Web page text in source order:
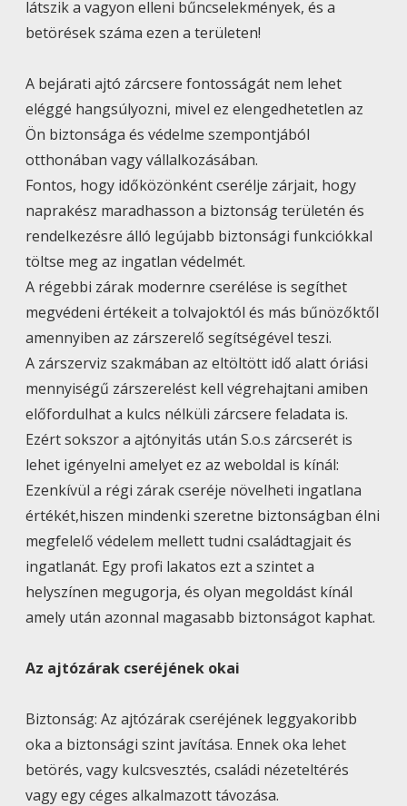
látszik a vagyon elleni bűncselekmények, és a
betörések száma ezen a területen!
A bejárati ajtó zárcsere fontosságát nem lehet
eléggé hangsúlyozni, mivel ez elengedhetetlen az
Ön biztonsága és védelme szempontjából
otthonában vagy vállalkozásában.
Fontos, hogy időközönként cserélje zárjait, hogy
naprakész maradhasson a biztonság területén és
rendelkezésre álló legújabb biztonsági funkciókkal
töltse meg az ingatlan védelmét.
A régebbi zárak modernre cserélése is segíthet
megvédeni értékeit a tolvajoktól és más bűnözőktől
amennyiben az zárszerelő segítségével teszi.
A zárszerviz szakmában az eltöltött idő alatt óriási
mennyiségű zárszerelést kell végrehajtani amiben
előfordulhat a kulcs nélküli zárcsere feladata is.
Ezért sokszor a ajtónyitás után S.o.s zárcserét is
lehet igényelni amelyet ez az weboldal is kínál:
Ezenkívül a régi zárak cseréje növelheti ingatlana
értékét,hiszen mindenki szeretne biztonságban élni
megfelelő védelem mellett tudni családtagjait és
ingatlanát. Egy profi lakatos ezt a szintet a
helyszínen megugorja, és olyan megoldást kínál
amely után azonnal magasabb biztonságot kaphat.
Az ajtózárak cseréjének okai
Biztonság: Az ajtózárak cseréjének leggyakoribb
oka a biztonsági szint javítása. Ennek oka lehet
betörés, vagy kulcsvesztés, családi nézeteltérés
vagy egy céges alkalmazott távozása.